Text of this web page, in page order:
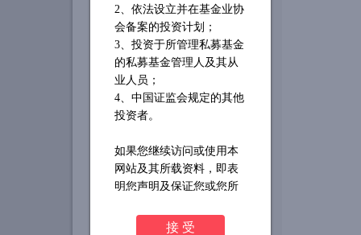
2、依法设立并在基金业协
会备案的投资计划；
3、投资于所管理私募基金
的私募基金管理人及其从
业人员；
4、中国证监会规定的其他
投资者。
如果您继续访问或使用本
网站及其所载资料，即表
明您声明及保证您或您所
者”，并将遵守对您适用的
接 受